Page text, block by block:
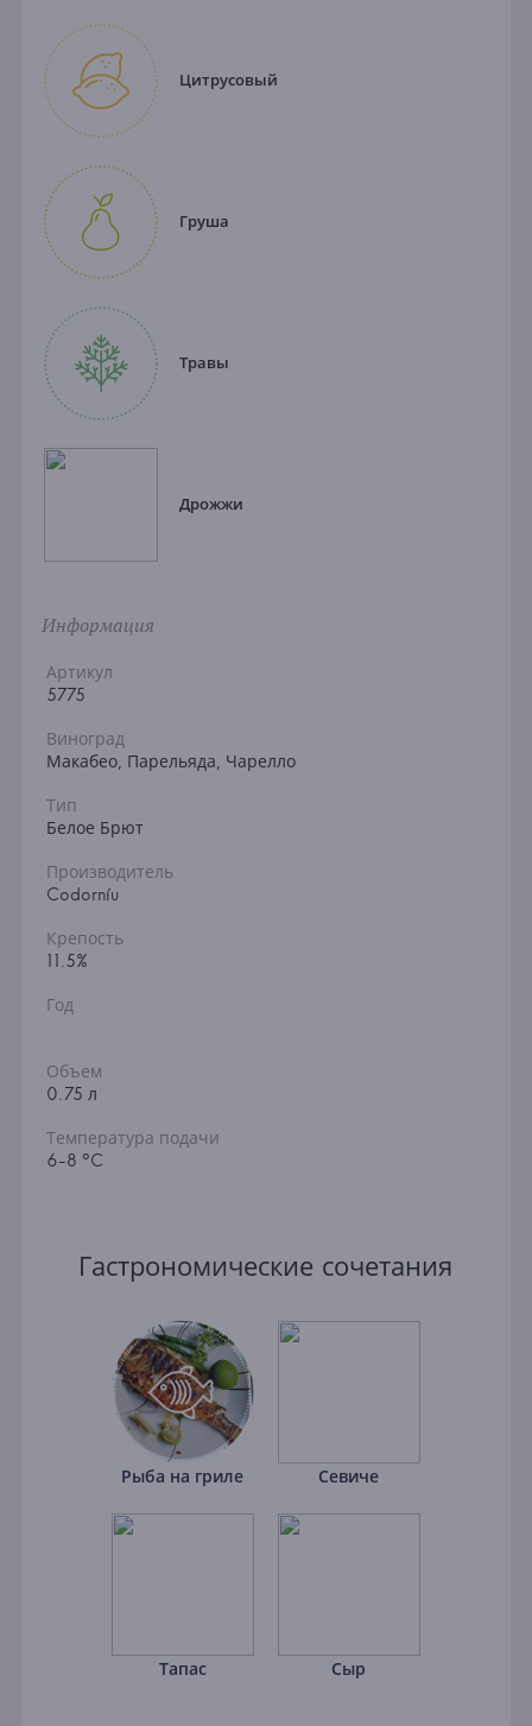
Цитрусовый
Груша
Травы
Дрожжи
Информация
Артикул
5775
Виноград
Макабео, Парельяда, Чарелло
Тип
Белое Брют
Производитель
Codorníu
Крепость
11.5%
Год
Объем
0.75 л
Температура подачи
6-8 °C
Гастрономические сочетания
Рыба на гриле Севиче
Тапас Сыр